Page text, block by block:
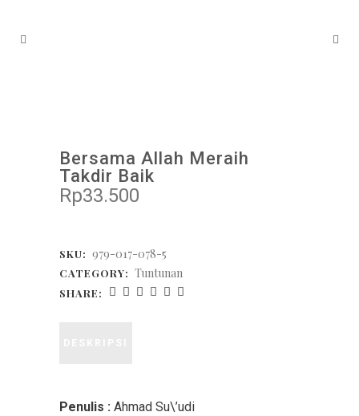
Bersama Allah Meraih
Takdir Baik
Rp33.500
SKU: 979-017-078-5
CATEGORY: Tuntunan
SHARE:
Penulis : Ahmad Su\’udi